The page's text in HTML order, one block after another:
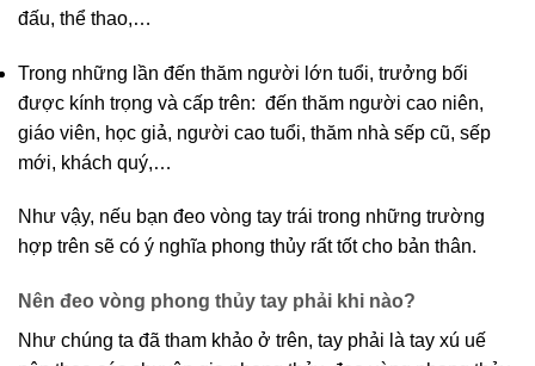
đấu, thể thao,…
Trong những lần đến thăm người lớn tuổi, trưởng bối
được kính trọng và cấp trên: đến thăm người cao niên,
giáo viên, học giả, người cao tuổi, thăm nhà sếp cũ, sếp
mới, khách quý,…
Như vậy, nếu bạn đeo vòng tay trái trong những trường
hợp trên sẽ có ý nghĩa phong thủy rất tốt cho bản thân.
Nên đeo vòng phong thủy tay phải khi nào?
Như chúng ta đã tham khảo ở trên, tay phải là tay xú uế